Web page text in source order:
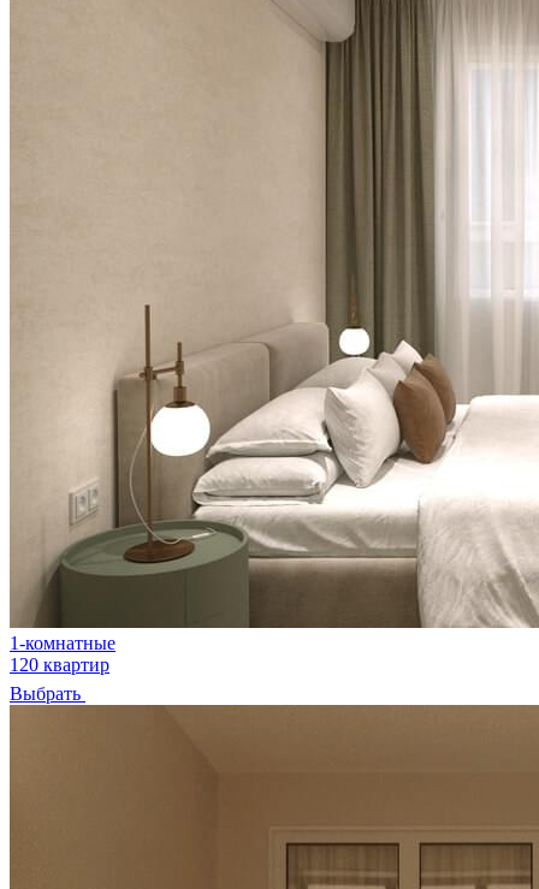
1-комнатные
120 квартир
Выбрать